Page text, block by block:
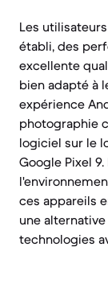
Les
établi, des
excellente
bien adapté à
expérience
photographie
logiciel sur le
Google Pixel
ces appareils
une
technologies